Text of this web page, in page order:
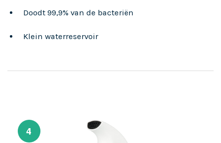
Doodt 99,9% van de bacteriën
Klein waterreservoir
4